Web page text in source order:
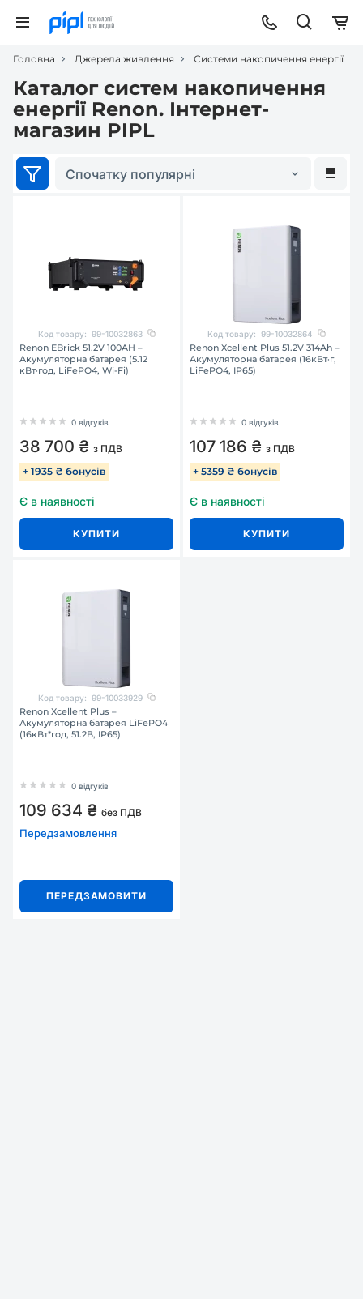
Головна Джерела живлення Системи накопичення енергії
Каталог систем накопичення
енергії Renon. Інтернет-
магазин PIPL
Спочатку популярні
Код товару: 99-10032863
Renon EBrick 51.2V 100AH –
Акумуляторна батарея (5.12
кВт·год, LiFePO4, Wi-Fi)
0 відгуків
38 700 ₴ з ПДВ
+ 1935 ₴ бонусів
Є в наявності
КУПИТИ
Код товару: 99-10032864
Renon Xcellent Plus 51.2V 314Ah –
Акумуляторна батарея (16кВт·г,
LiFePO4, IP65)
0 відгуків
107 186 ₴ з ПДВ
+ 5359 ₴ бонусів
Є в наявності
КУПИТИ
Код товару: 99-10033929
Renon Xcellent Plus –
Акумуляторна батарея LiFePO4
(16кВт*год, 51.2В, IP65)
0 відгуків
109 634 ₴ без ПДВ
Передзамовлення
ПЕРЕДЗАМОВИТИ